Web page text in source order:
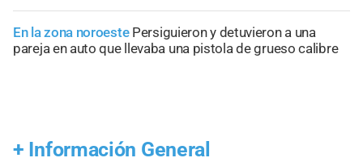
En la zona noroeste Persiguieron y detuvieron a una
pareja en auto que llevaba una pistola de grueso calibre
+ Información General